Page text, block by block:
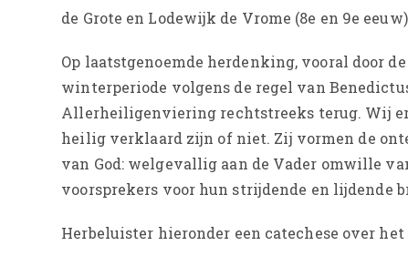
de Grote en Lodewijk de Vrome (8e en 9e
Op laatstgenoemde herdenking, vooral door
winterperiode volgens de regel van
Allerheiligenviering rechtstreeks terug. Wij
heilig verklaard zijn of niet. Zij vormen de
van God: welgevallig aan de Vader omwille
voorsprekers voor hun strijdende en lijdende
Herbeluister hieronder een catechese over